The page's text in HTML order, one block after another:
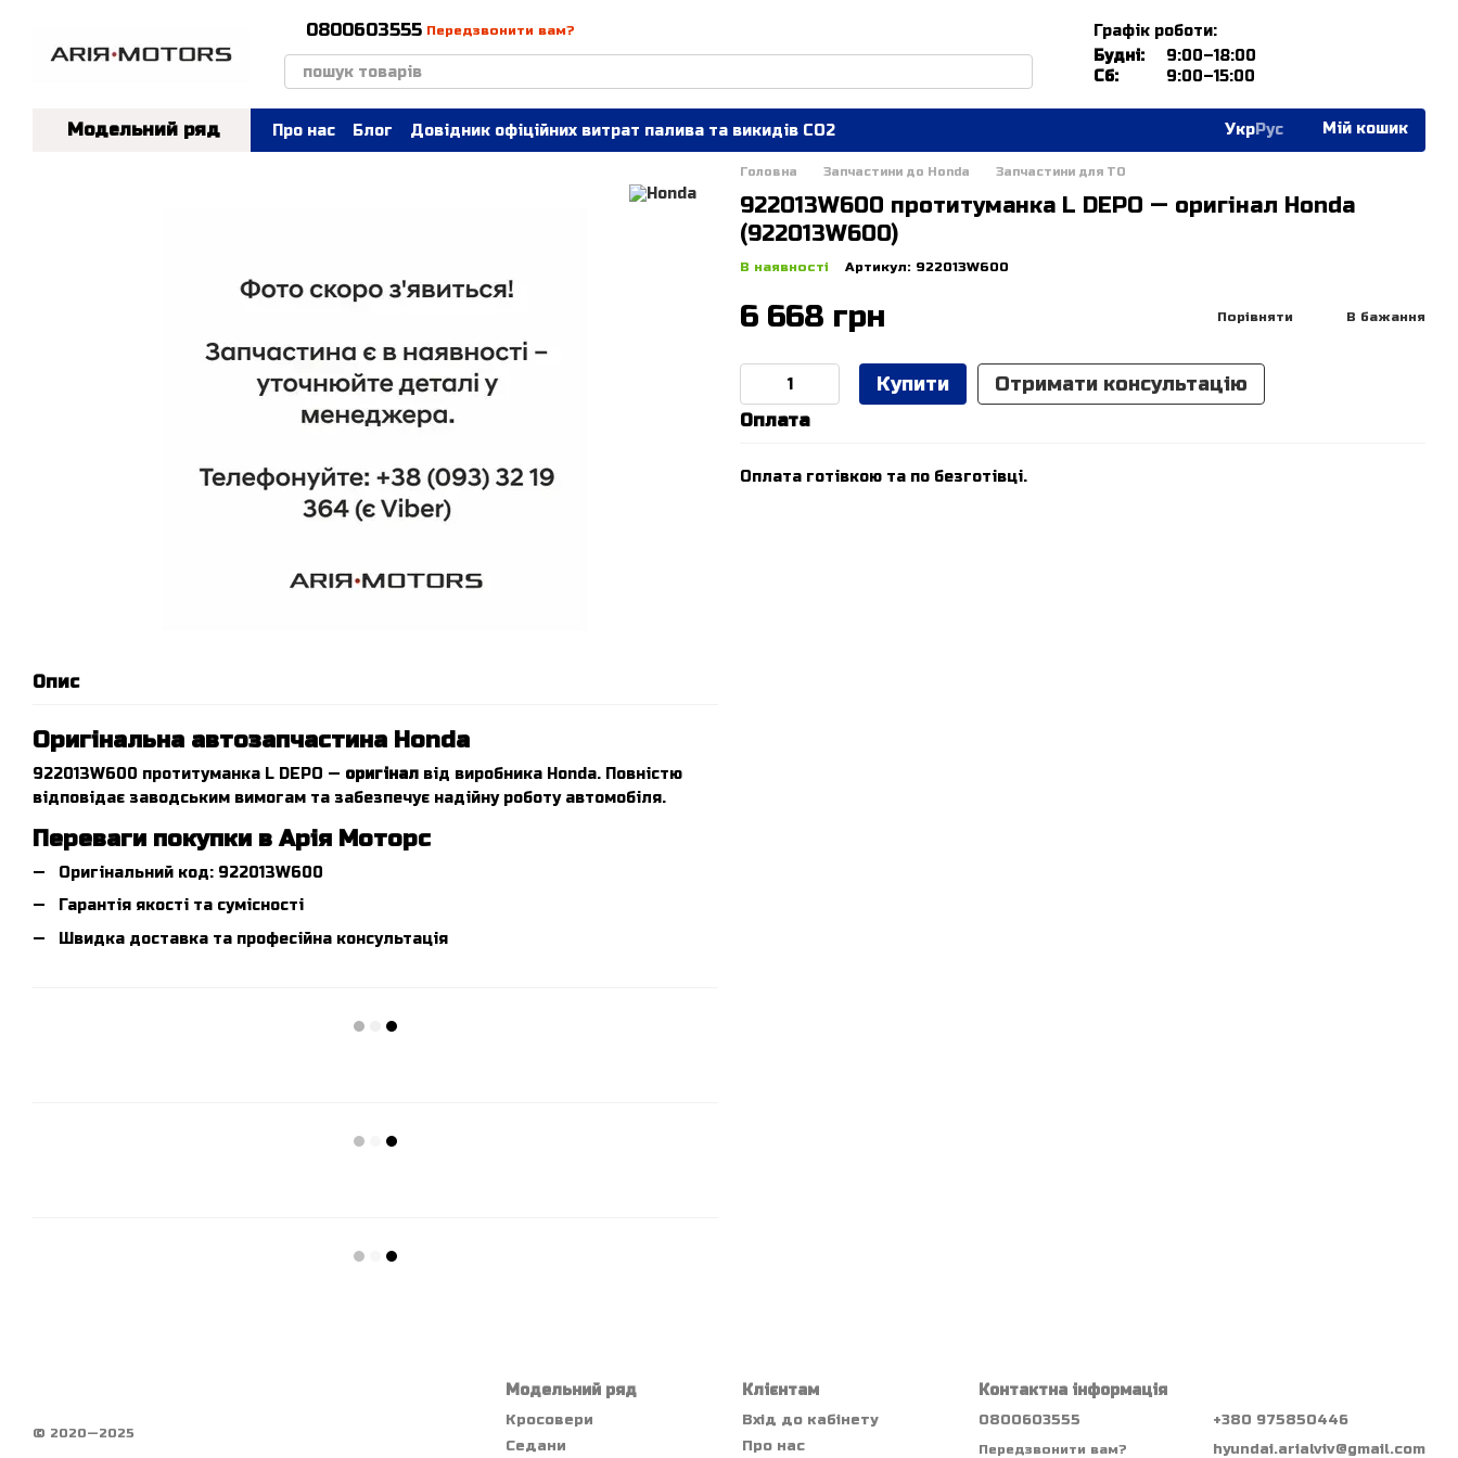
0800603555 Передзвонити вам?
Графік роботи:
Будні:
9:00–18:00
Сб:
9:00–15:00
Модельний ряд Про нас Блог Довідник офіційних витрат палива та викидів СО2 УкрРус Мій кошик
Опис
Оригінальна автозапчастина Honda
922013W600 протитуманка L DEPO — оригінал від виробника Honda. Повністю
відповідає заводським вимогам та забезпечує надійну роботу автомобіля.
Переваги покупки в Арія Моторс
Оригінальний код: 922013W600
Гарантія якості та сумісності
Швидка доставка та професійна консультація
Головна Запчастини до Honda Запчастини для ТО
922013W600 протитуманка L DEPO — оригінал Honda
(922013W600)
В наявності Артикул: 922013W600
6 668 грн Порівняти В бажання
Купити Отримати консультацію
Оплата
Оплата готівкою та по безготівці.
© 2020—2025
Модельний ряд
Кросовери
Седани
Клієнтам
Вхід до кабінету
Про нас
Контактна інформація
0800603555
Передзвонити вам?
+380 975850446
hyundai.arialviv@gmail.com